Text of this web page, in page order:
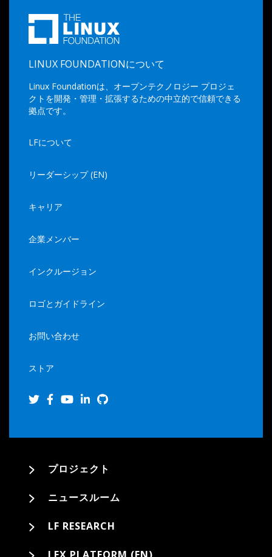
LINUX FOUNDATIONについて
Linux Foundationは、オープンテクノロジー プロジェ
クトを開発・管理・拡張するための中立的で信頼できる
拠点です。
LFについて
リーダーシップ (EN)
キャリア
企業メンバー
インクルージョン
ロゴとガイドライン
お問い合わせ
ストア
プロジェクト
ニュースルーム
LF RESEARCH